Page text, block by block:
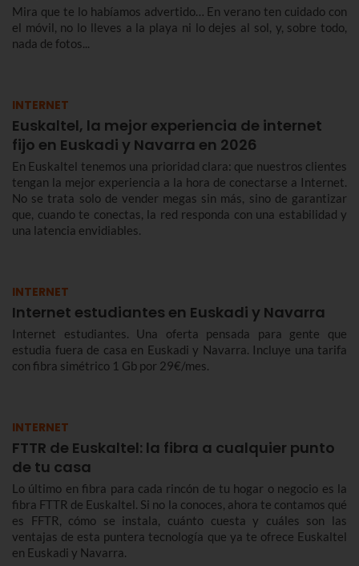
Mira que te lo habíamos advertido… En verano ten cuidado con
el móvil, no lo lleves a la playa ni lo dejes al sol, y, sobre todo,
nada de fotos...
INTERNET
Euskaltel, la mejor experiencia de internet
fijo en Euskadi y Navarra en 2026
En Euskaltel tenemos una prioridad clara: que nuestros clientes
tengan la mejor experiencia a la hora de conectarse a Internet.
No se trata solo de vender megas sin más, sino de garantizar
que, cuando te conectas, la red responda con una estabilidad y
una latencia envidiables.
INTERNET
Internet estudiantes en Euskadi y Navarra
Internet estudiantes. Una oferta pensada para gente que
estudia fuera de casa en Euskadi y Navarra. Incluye una tarifa
con fibra simétrico 1 Gb por 29€/mes.
INTERNET
FTTR de Euskaltel: la fibra a cualquier punto
de tu casa
Lo último en fibra para cada rincón de tu hogar o negocio es la
fibra FTTR de Euskaltel. Si no la conoces, ahora te contamos qué
es FFTR, cómo se instala, cuánto cuesta y cuáles son las
ventajas de esta puntera tecnología que ya te ofrece Euskaltel
en Euskadi y Navarra.